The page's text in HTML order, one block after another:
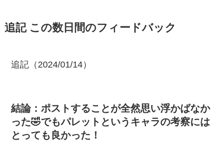
追記 この数日間のフィードバック
追記（2024/01/14）
結論：ポストすることが全然思い浮かばなか
った🤣でもパレットというキャラの考察には
とっても良かった！